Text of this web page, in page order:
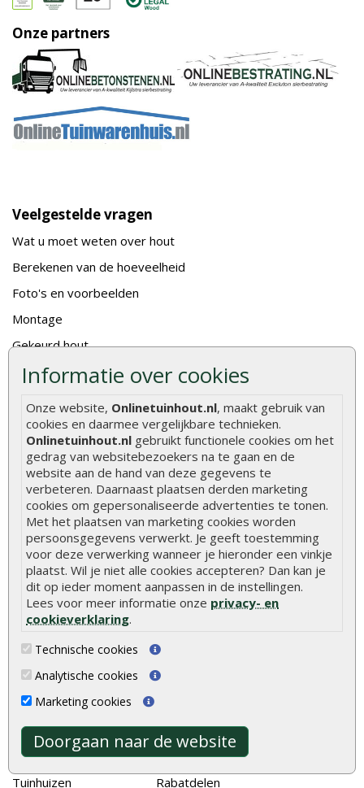
Informatie over cookies
Onze website, Onlinetuinhout.nl, maakt gebruik van
cookies en daarmee vergelijkbare technieken.
Onlinetuinhout.nl gebruikt functionele cookies om het
gedrag van websitebezoekers na te gaan en de
website aan de hand van deze gegevens te
verbeteren. Daarnaast plaatsen derden marketing
cookies om gepersonaliseerde advertenties te tonen.
Met het plaatsen van marketing cookies worden
persoonsgegevens verwerkt. Je geeft toestemming
voor deze verwerking wanneer je hieronder een vinkje
plaatst. Wil je niet alle cookies accepteren? Dan kan je
dit op ieder moment aanpassen in de instellingen.
Lees voor meer informatie onze privacy- en
cookieverklaring.
Technische cookies
Analytische cookies
Marketing cookies
Doorgaan naar de website
Onze partners
Veelgestelde vragen
Wat u moet weten over hout
Berekenen van de hoeveelheid
Foto's en voorbeelden
Montage
Gekeurd hout
De fundering van een vlonder leggen
Hoe zelf een vlonder leggen
Hoe betonpaal plaatsen
Hoe schutting plaatsen
De 9 beste tuinschermen van Onlinetuinhout.nl
Stijlvolle houtsoorten voor in de tuin
Duurzame tuin
Welke palen voor een schapenhek
Alle populaire categorieën
Tuinhout
Schutting
Vlonderplanken
Tuinpalen
Tuinhekken
Tuinhuizen
Tuindeuren
Tuinschermen
Steigerplanken
Douglas hout
Rabatdelen